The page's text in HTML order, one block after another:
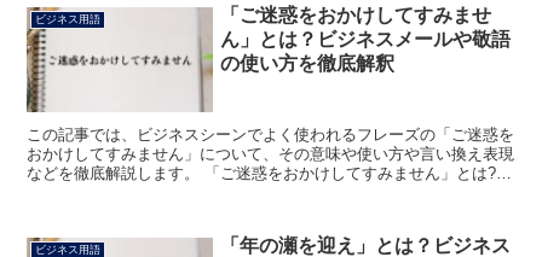
ビジネス用語
「ご迷惑をおかけしてすみませ
ん」とは？ビジネスメールや敬語
の使い方を徹底解釈
この記事では、ビジネスシーンでよく使われるフレーズの「ご迷惑を
おかけしてすみません」について、その意味や使い方や言い換え表現
などを徹底解説します。 「ご迷惑をおかけしてすみません」とは?
ビジネス用語
「年の瀬を迎え」とは？ビジネス